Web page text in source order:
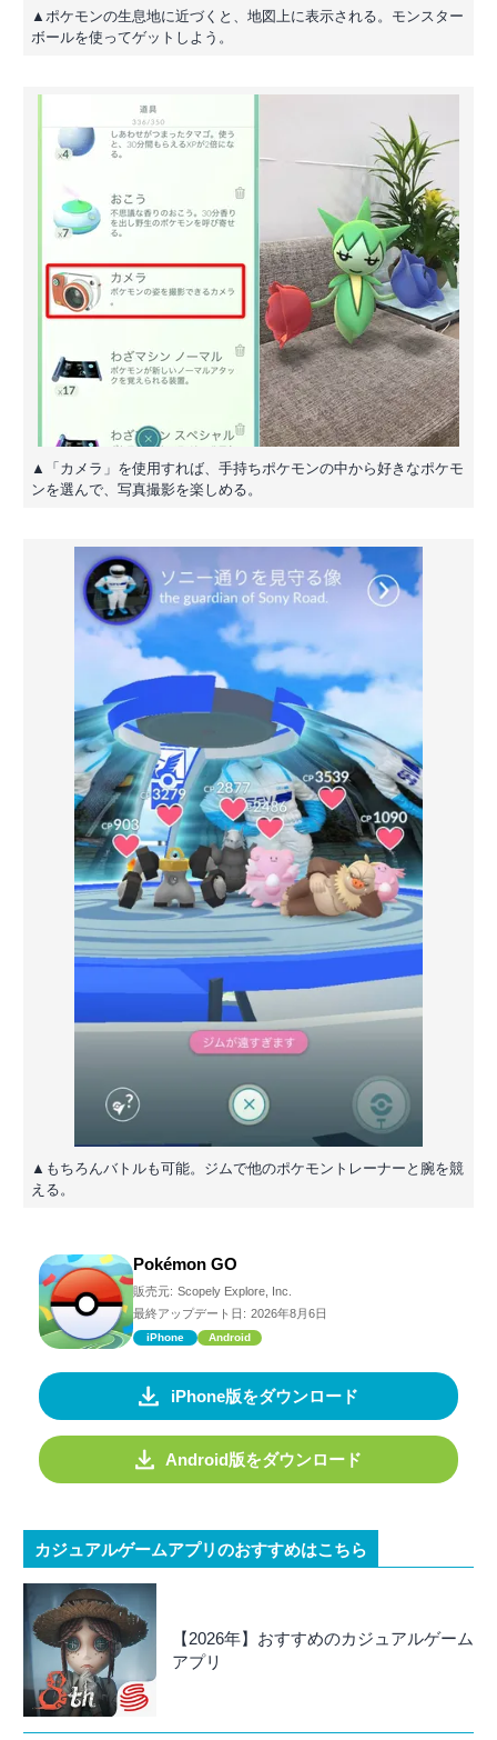
▲ポケモンの生息地に近づくと、地図上に表示される。モンスター
ボールを使ってゲットしよう。
▲「カメラ」を使用すれば、手持ちポケモンの中から好きなポケモ
ンを選んで、写真撮影を楽しめる。
▲もちろんバトルも可能。ジムで他のポケモントレーナーと腕を競
える。
Pokémon GO
販売元: Scopely Explore, Inc.
最終アップデート日: 2026年8月6日
iPhone Android
iPhone版をダウンロード
Android版をダウンロード
カジュアルゲームアプリのおすすめはこちら
【2026年】おすすめのカジュアルゲーム
アプリ